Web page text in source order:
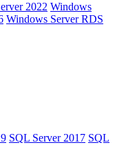
2022 Windows
Windows Server RDS
SQL Server 2017 SQL